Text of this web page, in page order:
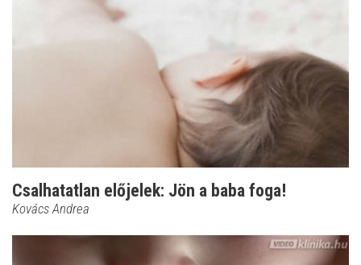
Csalhatatlan előjelek: Jön a baba foga!
Kovács Andrea